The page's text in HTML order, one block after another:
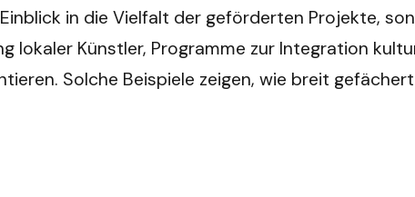
in die Vielfalt der geförderten Projekte,
lokaler Künstler, Programme zur Integration
Solche Beispiele zeigen, wie breit